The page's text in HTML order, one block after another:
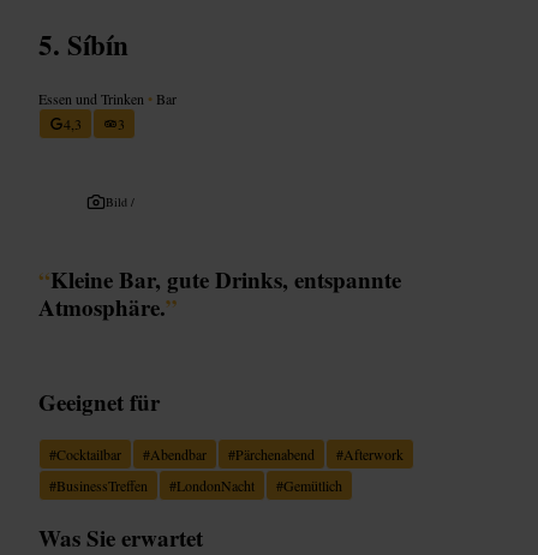
Síbín
Essen und Trinken • Bar
4,3
3
Bild /
“Kleine Bar, gute Drinks, entspannte
Atmosphäre.”
Geeignet für
#Cocktailbar #Abendbar #Pärchenabend #Afterwork
#BusinessTreffen #LondonNacht #Gemütlich
Was Sie erwartet